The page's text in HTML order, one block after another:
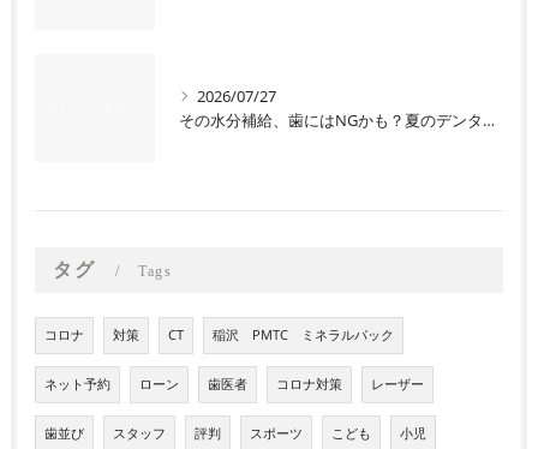
2026/07/27
その水分補給、歯にはNGかも？夏のデンタルケアQ&A
タグ Tags
コロナ 対策 CT 稲沢 PMTC ミネラルパック
ネット予約 ローン 歯医者 コロナ対策 レーザー
歯並び スタッフ 評判 スポーツ こども 小児